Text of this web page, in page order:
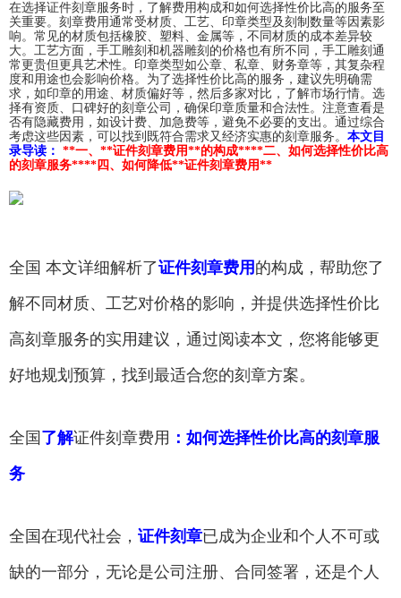
在选择证件刻章服务时，了解费用构成和如何选择性价比高的服务至
关重要。刻章费用通常受材质、工艺、印章类型及刻制数量等因素影
响。常见的材质包括橡胶、塑料、金属等，不同材质的成本差异较
大。工艺方面，手工雕刻和机器雕刻的价格也有所不同，手工雕刻通
常更贵但更具艺术性。印章类型如公章、私章、财务章等，其复杂程
度和用途也会影响价格。为了选择性价比高的服务，建议先明确需
求，如印章的用途、材质偏好等，然后多家对比，了解市场行情。选
择有资质、口碑好的刻章公司，确保印章质量和合法性。注意查看是
否有隐藏费用，如设计费、加急费等，避免不必要的支出。通过综合
考虑这些因素，可以找到既符合需求又经济实惠的刻章服务。 本文目
录导读： **一、**证件刻章费用**的构成****二、如何选择性价比高
的刻章服务****四、如何降低**证件刻章费用**
全国 本文详细解析了证件刻章费用 的构成，帮助您了
解不同材质、工艺对价格的影响，并提供选择性价比
高刻章服务的实用建议，通过阅读本文，您将能够更
好地规划预算，找到最适合您的刻章方案。
全国 了解证件刻章费用 ：如何选择性价比高的刻章服
务
全国在现代社会， 证件刻章已成为企业和个人不可或
缺的一部分，无论是公司注册、合同签署，还是个人